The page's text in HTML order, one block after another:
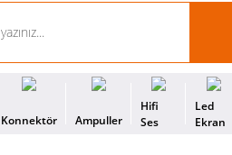
Konnektör Ampuller
Hifi
Ses
Led
Ekran